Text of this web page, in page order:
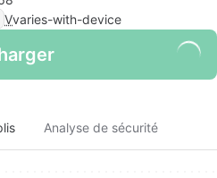
Vvaries-with-device
Analyse de sécurité